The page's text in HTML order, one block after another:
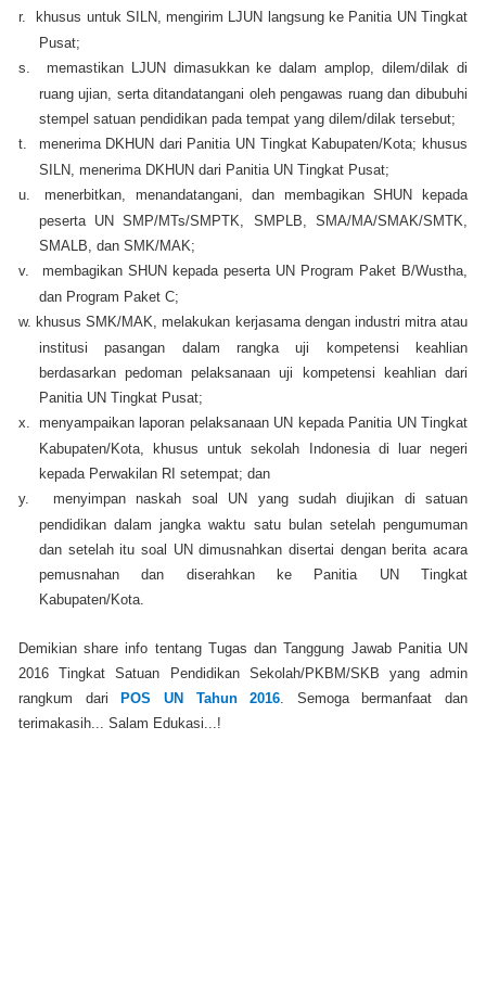
r.
khusus untuk SILN, mengirim LJUN langsung ke Panitia UN Tingkat
Pusat;
s.
memastikan LJUN dimasukkan ke dalam amplop, dilem/dilak di
ruang ujian, serta ditandatangani oleh pengawas ruang dan dibubuhi
stempel satuan pendidikan pada tempat yang dilem/dilak tersebut;
t.
menerima DKHUN dari Panitia UN Tingkat Kabupaten/Kota; khusus
SILN, menerima DKHUN dari Panitia UN Tingkat Pusat;
u.
menerbitkan, menandatangani, dan membagikan SHUN kepada
peserta UN SMP/MTs/SMPTK, SMPLB, SMA/MA/SMAK/SMTK,
SMALB, dan SMK/MAK;
v.
membagikan SHUN kepada peserta UN Program Paket B/Wustha,
dan Program Paket C;
w. khusus SMK/MAK, melakukan kerjasama dengan industri mitra atau
institusi pasangan dalam rangka uji kompetensi keahlian
berdasarkan pedoman pelaksanaan uji kompetensi keahlian dari
Panitia UN Tingkat Pusat;
x.
menyampaikan laporan pelaksanaan UN kepada Panitia UN Tingkat
Kabupaten/Kota, khusus untuk sekolah Indonesia di luar negeri
kepada Perwakilan RI setempat; dan
y.
menyimpan naskah soal UN yang sudah diujikan di satuan
pendidikan dalam jangka waktu satu bulan setelah pengumuman
dan setelah itu soal UN dimusnahkan disertai dengan berita acara
pemusnahan dan diserahkan ke Panitia UN Tingkat
Kabupaten/Kota.
Demikian share info tentang Tugas dan Tanggung Jawab Panitia UN
2016 Tingkat Satuan Pendidikan Sekolah/PKBM/SKB yang admin
rangkum dariPOS UN Tahun 2016 . Semoga bermanfaat dan
terimakasih... Salam Edukasi...!